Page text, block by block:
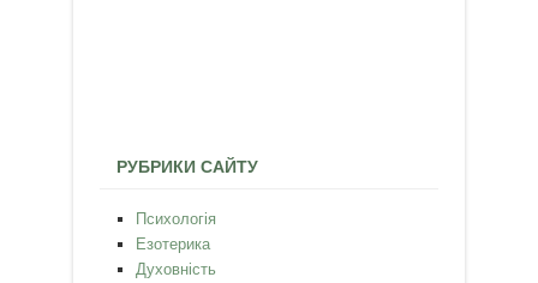
РУБРИКИ САЙТУ
Психологія
Езотерика
Духовність